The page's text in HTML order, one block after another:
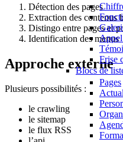
Frise
Blocs de
Pages
Détection des pages
Extraction des contenus
Distingo entre pages et
Identification des menus
Approche externe
Plusieurs possibilités :
le crawling
le sitemap
le flux RSS